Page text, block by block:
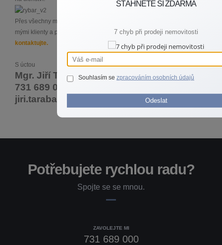
Přes všechny mé výše uvedené koníčky, největší zálibou je vztah s
mými klienty a práce v realitách, a proto mě bez obavkdykoliv
kontaktujte.
S úctou
Mgr. Jiří Taraba
731 689 000
jiri.taraba@re-max.cz
Potřebujete rychlou radu?
Spojte se se mnou.
ZAVOLEJTE MI
731 689 000
STÁHNĚTE SI ZDARMA
7 chyb při prodeji nemovitosti
Souhlasím se zpracováním osobních údajů
Odeslat